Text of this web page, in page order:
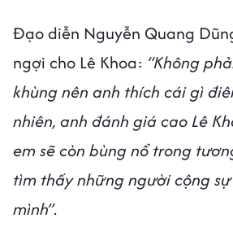
Đạo diễn Nguyễn Quang
ngợi cho Lê Khoa: “Không
khùng nên anh thích cái gì
nhiên, anh đánh giá cao Lê
em sẽ còn bùng nổ trong
tìm thấy những người cộng
mình”.